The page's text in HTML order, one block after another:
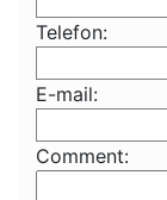
Telefon:
E-mail:
Comment: